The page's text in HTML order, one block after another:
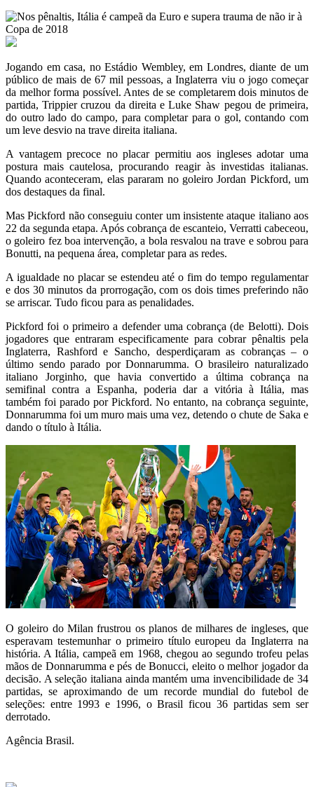
Jogando em casa, no Estádio Wembley, em Londres, diante de um
público de mais de 67 mil pessoas, a Inglaterra viu o jogo começar
da melhor forma possível. Antes de se completarem dois minutos de
partida, Trippier cruzou da direita e Luke Shaw pegou de primeira,
do outro lado do campo, para completar para o gol, contando com
um leve desvio na trave direita italiana.
A vantagem precoce no placar permitiu aos ingleses adotar uma
postura mais cautelosa, procurando reagir às investidas italianas.
Quando aconteceram, elas pararam no goleiro Jordan Pickford, um
dos destaques da final.
Mas Pickford não conseguiu conter um insistente ataque italiano aos
22 da segunda etapa. Após cobrança de escanteio, Verratti cabeceou,
o goleiro fez boa intervenção, a bola resvalou na trave e sobrou para
Bonutti, na pequena área, completar para as redes.
A igualdade no placar se estendeu até o fim do tempo regulamentar
e dos 30 minutos da prorrogação, com os dois times preferindo não
se arriscar. Tudo ficou para as penalidades.
Pickford foi o primeiro a defender uma cobrança (de Belotti). Dois
jogadores que entraram especificamente para cobrar pênaltis pela
Inglaterra, Rashford e Sancho, desperdiçaram as cobranças – o
último sendo parado por Donnarumma. O brasileiro naturalizado
italiano Jorginho, que havia convertido a última cobrança na
semifinal contra a Espanha, poderia dar a vitória à Itália, mas
também foi parado por Pickford. No entanto, na cobrança seguinte,
Donnarumma foi um muro mais uma vez, detendo o chute de Saka e
dando o título à Itália.
O goleiro do Milan frustrou os planos de milhares de ingleses, que
esperavam testemunhar o primeiro título europeu da Inglaterra na
história. A Itália, campeã em 1968, chegou ao segundo trofeu pelas
mãos de Donnarumma e pés de Bonucci, eleito o melhor jogador da
decisão. A seleção italiana ainda mantém uma invencibilidade de 34
partidas, se aproximando de um recorde mundial do futebol de
seleções: entre 1993 e 1996, o Brasil ficou 36 partidas sem ser
derrotado.
Agência Brasil.